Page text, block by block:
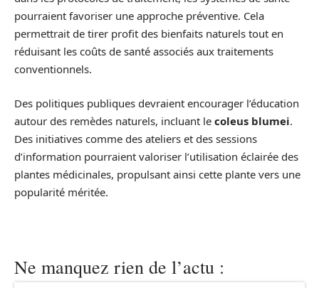
pourraient favoriser une approche préventive. Cela
permettrait de tirer profit des bienfaits naturels tout en
réduisant les coûts de santé associés aux traitements
conventionnels.
Des politiques publiques devraient encourager l’éducation
autour des remèdes naturels, incluant le coleus blumei.
Des initiatives comme des ateliers et des sessions
d’information pourraient valoriser l’utilisation éclairée des
plantes médicinales, propulsant ainsi cette plante vers une
popularité méritée.
Ne manquez rien de l’actu :